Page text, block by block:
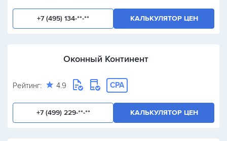
+7 (495) 134-**-** КАЛЬКУЛЯТОР ЦЕН
Оконный Континент
Рейтинг: 4.9 CPA
+7 (499) 229-**-** КАЛЬКУЛЯТОР ЦЕН